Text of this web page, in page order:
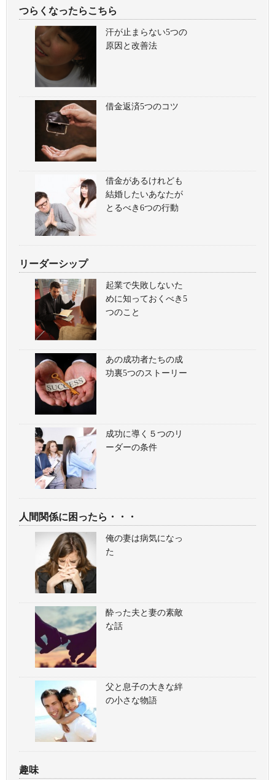
つらくなったらこちら
汗が止まらない5つの
原因と改善法
借金返済5つのコツ
借金があるけれども
結婚したいあなたが
とるべき6つの行動
リーダーシップ
起業で失敗しないた
めに知っておくべき5
つのこと
あの成功者たちの成
功裏5つのストーリー
成功に導く５つのリ
ーダーの条件
人間関係に困ったら・・・
俺の妻は病気になっ
た
酔った夫と妻の素敵
な話
父と息子の大きな絆
の小さな物語
趣味